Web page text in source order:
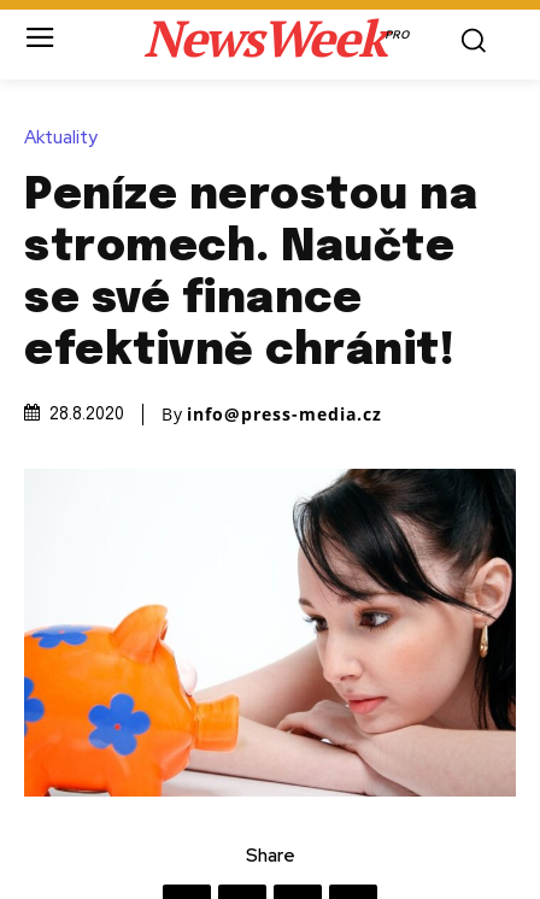
NewsWeekPRO
Aktuality
Peníze nerostou na
stromech. Naučte
se své finance
efektivně chránit!
28.8.2020 By info@press-media.cz
Share